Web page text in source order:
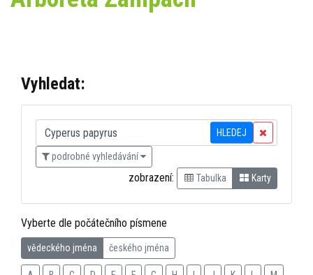
Vyhledat:
HLEDEJ
podrobné vyhledávání
zobrazení: Tabulka Karty
Vyberte dle počátečního písmene
vědeckého jména českého jména